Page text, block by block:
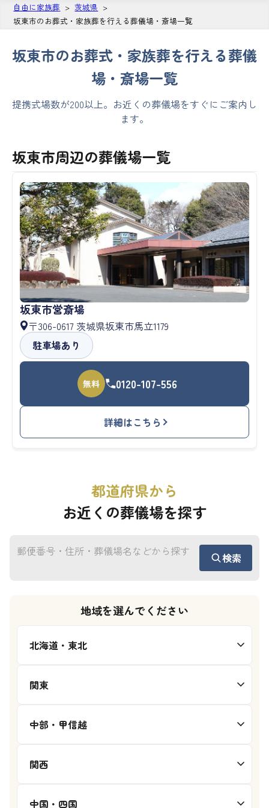
自由に家族葬
茨城県
坂東市のお葬式・家族葬を行える葬儀場・斎場一覧
坂東市のお葬式・家族葬を行える葬儀
場・斎場一覧
提携式場数が200以上。お近くの葬儀場をすぐにご案内し
ます。
坂東市周辺の葬儀場一覧
坂東市営斎場
〒306-0617 茨城県坂東市馬立1179
駐車場あり
無料 0120-107-556
詳細はこちら
都道府県から
お近くの葬儀場を探す
地域を選んでください
北海道・東北
関東
中部・甲信越
関西
中国・四国
検索